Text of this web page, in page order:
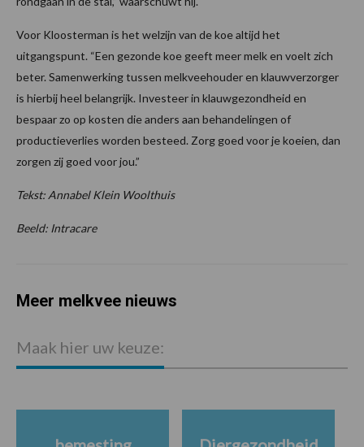
Voor Kloosterman is het welzijn van de koe altijd het
uitgangspunt. “Een gezonde koe geeft meer melk en voelt zich
beter. Samenwerking tussen melkveehouder en klauwverzorger
is hierbij heel belangrijk. Investeer in klauwgezondheid en
bespaar zo op kosten die anders aan behandelingen of
productieverlies worden besteed. Zorg goed voor je koeien, dan
zorgen zij goed voor jou.”
Tekst: Annabel Klein Woolthuis
Beeld: Intracare
Meer melkvee nieuws
Maak hier uw keuze: